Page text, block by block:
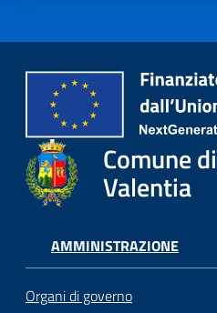
Comune
Valentia
AMMINISTRAZIONE
Organi di governo